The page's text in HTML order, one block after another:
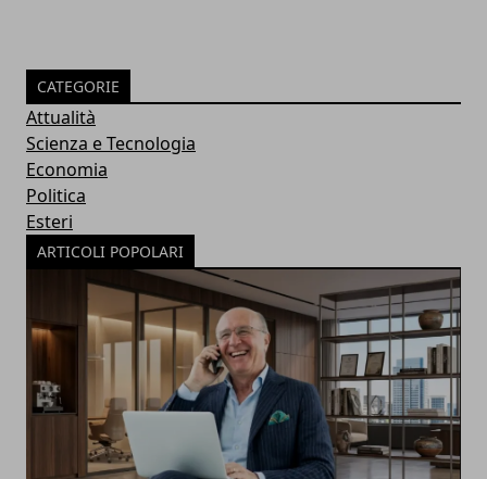
CATEGORIE
Attualità
Scienza e Tecnologia
Economia
Politica
Esteri
ARTICOLI POPOLARI